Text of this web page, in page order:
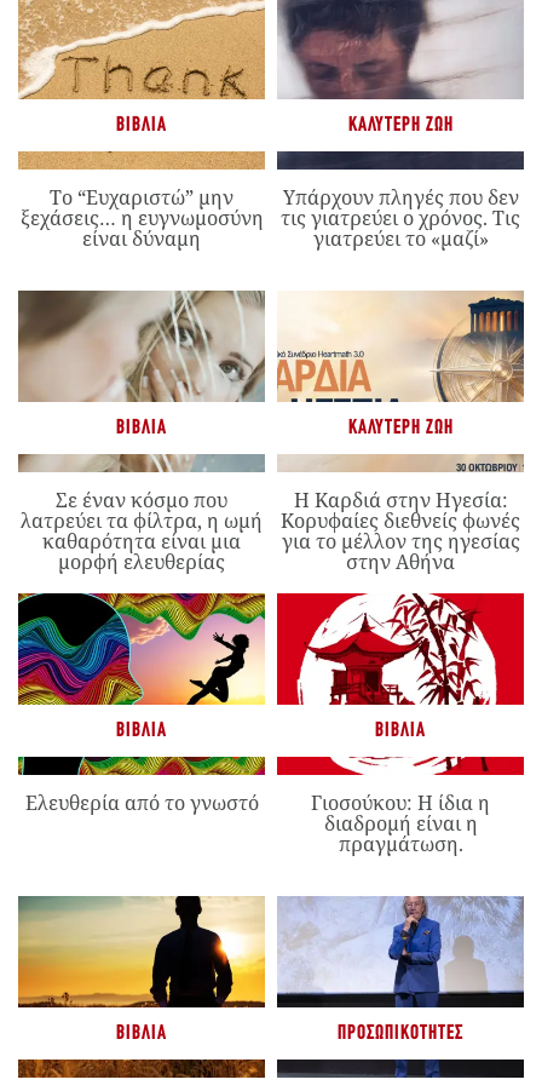
ΒΙΒΛΊΑ
Το “Ευχαριστώ” μην
ξεχάσεις… η ευγνωμοσύνη
είναι δύναμη
ΚΑΛΎΤΕΡΗ ΖΩΉ
Υπάρχουν πληγές που δεν
τις γιατρεύει ο χρόνος. Τις
γιατρεύει το «μαζί»
ΒΙΒΛΊΑ
Σε έναν κόσμο που
λατρεύει τα φίλτρα, η ωμή
καθαρότητα είναι μια
μορφή ελευθερίας
ΚΑΛΎΤΕΡΗ ΖΩΉ
Η Καρδιά στην Ηγεσία:
Κορυφαίες διεθνείς φωνές
για το μέλλον της ηγεσίας
στην Αθήνα
ΒΙΒΛΊΑ
Ελευθερία από το γνωστό
ΒΙΒΛΊΑ
Γιοσούκου: Η ίδια η
διαδρομή είναι η
πραγμάτωση.
ΒΙΒΛΊΑ ΠΡΟΣΩΠΙΚΌΤΗΤΕΣ